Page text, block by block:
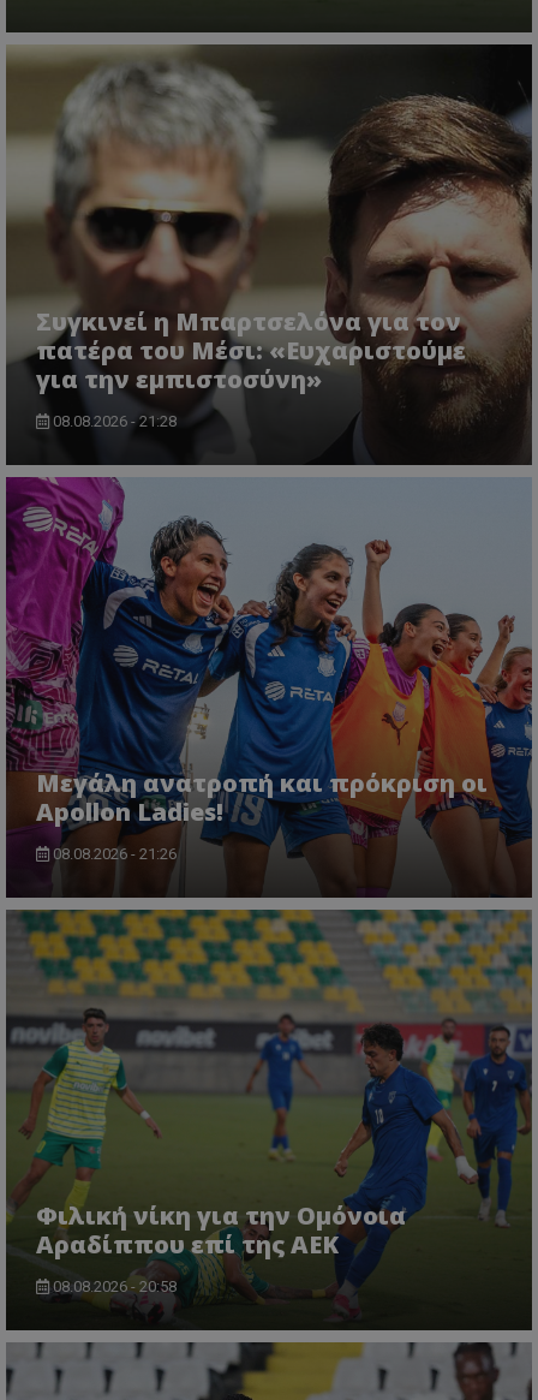
Συγκινεί η Μπαρτσελόνα για τον
πατέρα του Μέσι: «Ευχαριστούμε
για την εμπιστοσύνη»
08.08.2026 - 21:28
Μεγάλη ανατροπή και πρόκριση οι
Apollon Ladies!
08.08.2026 - 21:26
Φιλική νίκη για την Ομόνοια
Αραδίππου επί της ΑΕΚ
08.08.2026 - 20:58